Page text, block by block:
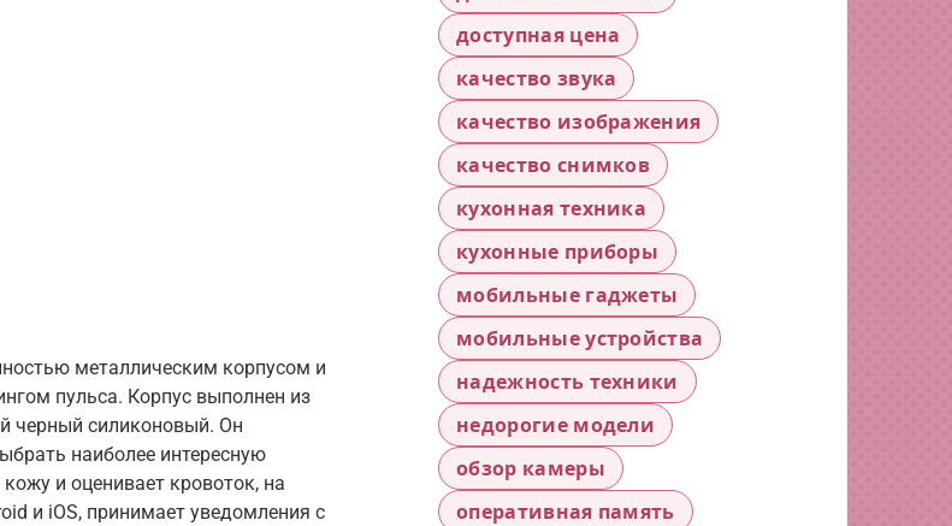
металлическим корпусом и
пульса. Корпус выполнен из
черный силиконовый. Он
наиболее интересную
и оценивает кровоток, на
и iOS, принимает уведомления с
доступная цена
качество звука
качество изображения
качество снимков
кухонная техника
кухонные приборы
мобильные гаджеты
мобильные устройства
надежность техники
недорогие модели
обзор камеры
оперативная память